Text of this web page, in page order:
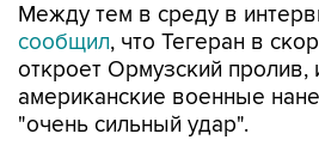
Между тем в среду в
сообщил, что Тегеран в
откроет Ормузский пролив,
американские военные
"очень сильный удар".